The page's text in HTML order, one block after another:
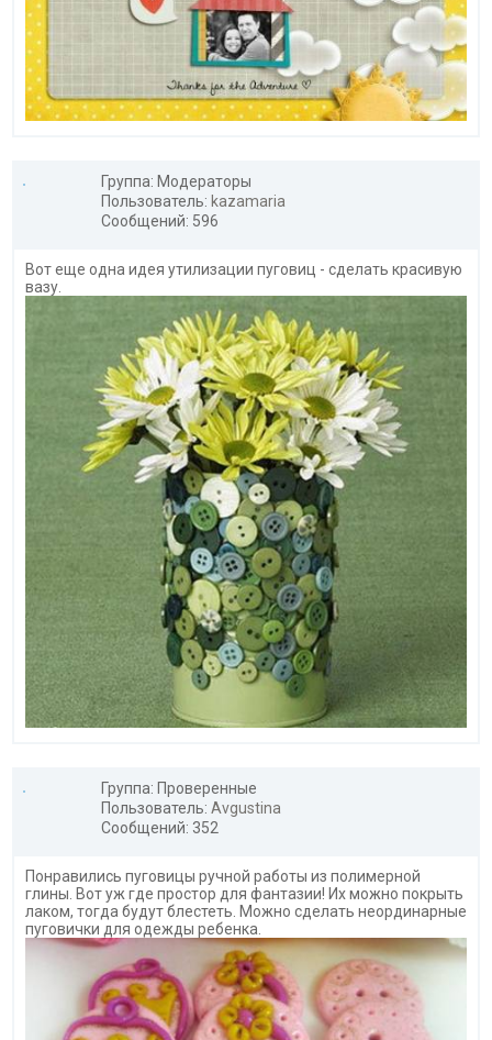
Группа: Модераторы
Пользователь: kazamaria
Сообщений: 596
Вот еще одна идея утилизации пуговиц - сделать красивую
вазу.
Группа: Проверенные
Пользователь: Avgustina
Сообщений: 352
Понравились пуговицы ручной работы из полимерной
глины. Вот уж где простор для фантазии! Их можно покрыть
лаком, тогда будут блестеть. Можно сделать неординарные
пуговички для одежды ребенка.